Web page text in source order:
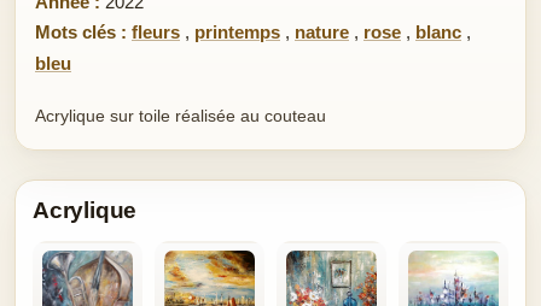
Mots clés : fleurs , printemps , nature , rose , blanc ,
bleu
Acrylique sur toile réalisée au couteau
Acrylique